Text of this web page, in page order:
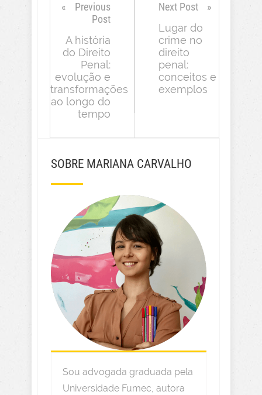
Previous
Post
A história
do Direito
Penal:
evolução e
transformações
ao longo do
tempo
Next Post
Lugar do
crime no
direito
penal:
conceitos e
exemplos
SOBRE MARIANA CARVALHO
Sou advogada graduada pela
Universidade Fumec, autora